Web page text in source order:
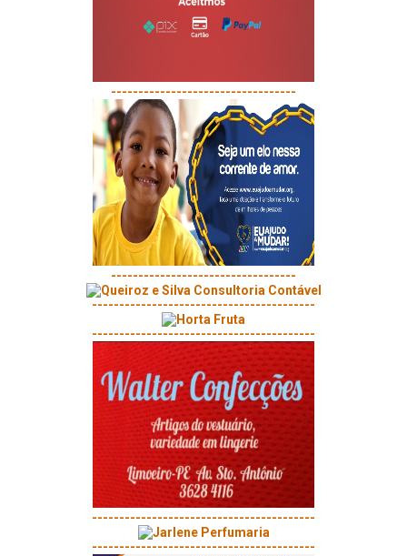
----------------------------------
----------------------------------
-----------------------------------------
-----------------------------------------
-----------------------------------------
-----------------------------------------